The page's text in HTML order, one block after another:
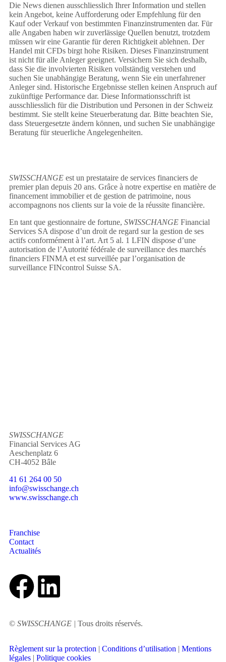
Die News dienen ausschliesslich Ihrer Information und stellen
kein Angebot, keine Aufforderung oder Empfehlung für den
Kauf oder Verkauf von bestimmten Finanzinstrumenten dar. Für
alle Angaben haben wir zuverlässige Quellen benutzt, trotzdem
müssen wir eine Garantie für deren Richtigkeit ablehnen. Der
Handel mit CFDs birgt hohe Risiken. Dieses Finanzinstrument
ist nicht für alle Anleger geeignet. Versichern Sie sich deshalb,
dass Sie die involvierten Risiken vollständig verstehen und
suchen Sie unabhängige Beratung, wenn Sie ein unerfahrener
Anleger sind. Historische Ergebnisse stellen keinen Anspruch auf
zukünftige Performance dar. Diese Informationsschrift ist
ausschliesslich für die Distribution und Personen in der Schweiz
bestimmt. Sie stellt keine Steuerberatung dar. Bitte beachten Sie,
dass Steuergesetzte ändern können, und suchen Sie unabhängige
Beratung für steuerliche Angelegenheiten.
SWISSCHANGE est un prestataire de services financiers de
premier plan depuis 20 ans. Grâce à notre expertise en matière de
financement immobilier et de gestion de patrimoine, nous
accompagnons nos clients sur la voie de la réussite financière.
En tant que gestionnaire de fortune, SWISSCHANGE Financial
Services SA dispose d’un droit de regard sur la gestion de ses
actifs conformément à l’art. Art 5 al. 1 LFIN dispose d’une
autorisation de l’Autorité fédérale de surveillance des marchés
financiers FINMA et est surveillée par l’organisation de
surveillance FINcontrol Suisse SA.
SWISSCHANGE
Financial Services AG
Aeschenplatz 6
CH-4052 Bâle
41 61 264 00 50
info@swisschange.ch
www.swisschange.ch
Franchise
Contact
Actualités
© SWISSCHANGE | Tous droits réservés.
Règlement sur la protection | Conditions d’utilisation | Mentions
légales | Politique cookies